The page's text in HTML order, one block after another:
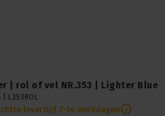
| rol of vel NR.353 | Lighter Blue
L353ROL
levertijd 7-14 werkdagen